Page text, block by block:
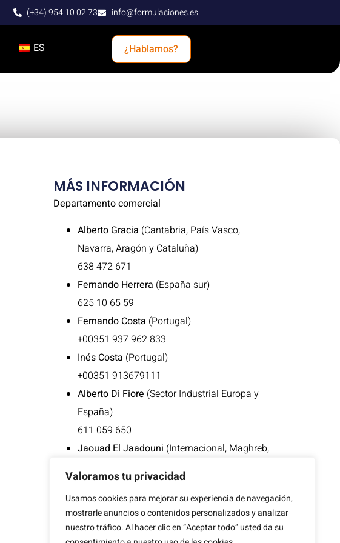
Valoramos tu privacidad
Usamos cookies para mejorar su experiencia de navegación,
mostrarle anuncios o contenidos personalizados y analizar
nuestro tráfico. Al hacer clic en “Aceptar todo” usted da su
(+34) 954 10 02 73 info@formulaciones.es
ES ¿Hablamos?
MÁS INFORMACIÓN
Departamento comercial
Alberto Gracia (Cantabria, País Vasco,
Navarra, Aragón y Cataluña)
638 472 671
Fernando Herrera (España sur)
625 10 65 59
Fernando Costa (Portugal)
+00351 937 962 833
Inés Costa (Portugal)
+00351 913679111
Alberto Di Fiore (Sector Industrial Europa y
España)
611 059 650
Jaouad El Jaadouni (Internacional, Maghreb,
676 496 952
+00212 668 413 753